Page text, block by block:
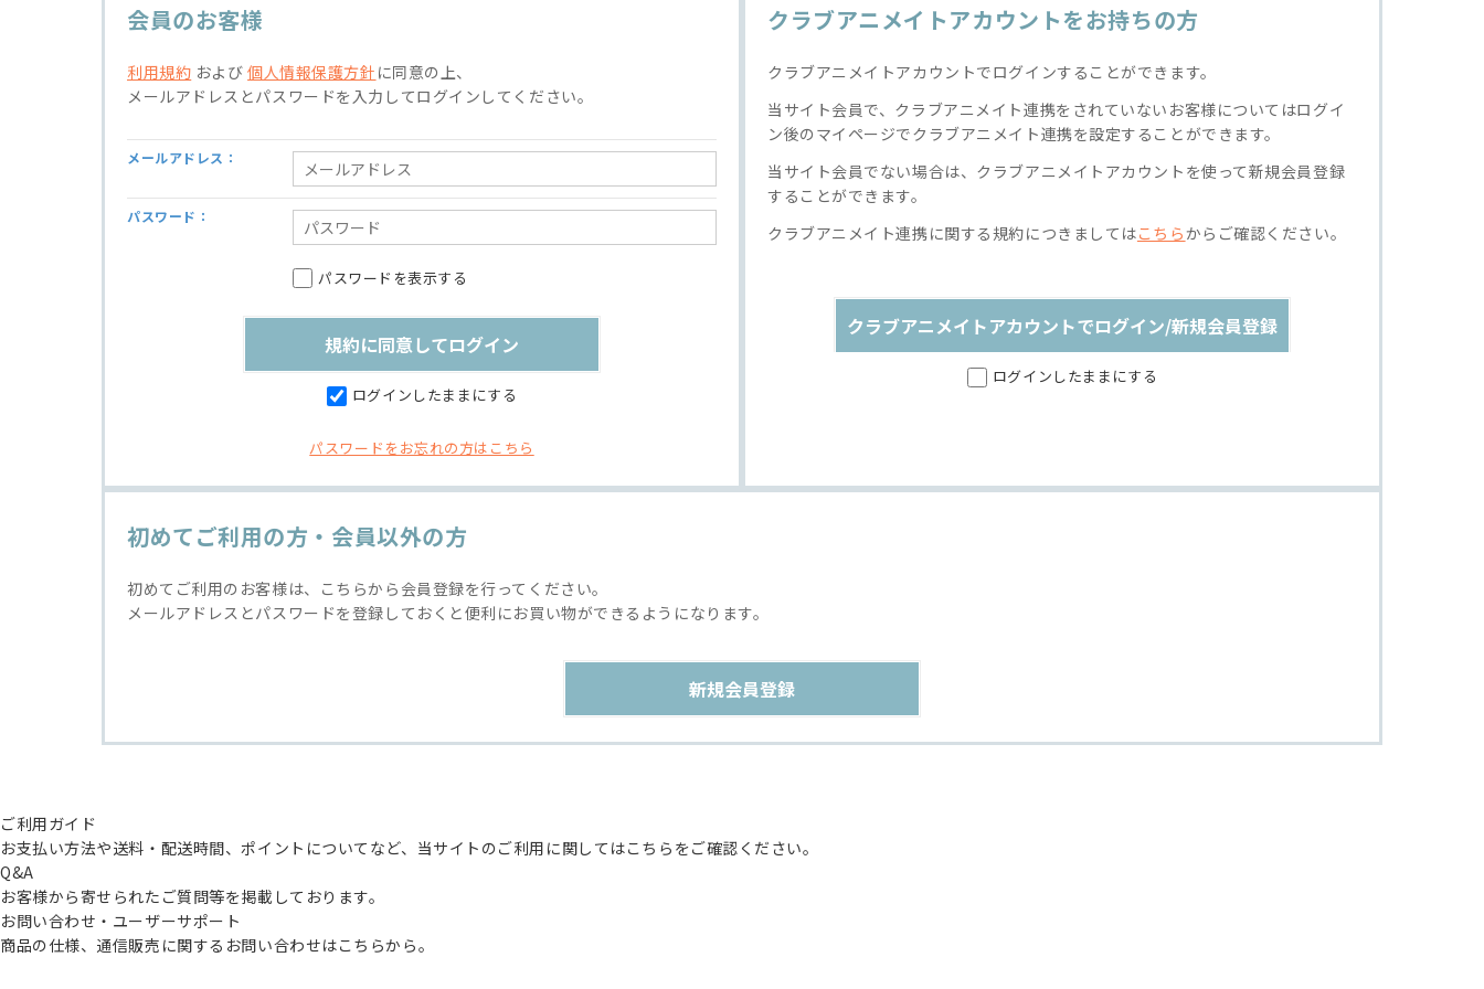
会員のお客様
利用規約 および個人情報保護方針 に同意の上、
メールアドレスとパスワードを入力してログインしてください。
メールアドレス：
パスワード：
パスワードを表示する
ログインしたままにする
パスワードをお忘れの方はこちら
クラブアニメイトアカウントをお持ちの方
クラブアニメイトアカウントでログインすることができます。
当サイト会員で、クラブアニメイト連携をされていないお客様についてはログイ
ン後のマイページでクラブアニメイト連携を設定することができます。
当サイト会員でない場合は、クラブアニメイトアカウントを使って新規会員登録
することができます。
クラブアニメイト連携に関する規約につきましてはこちらからご確認ください。
クラブアニメイトアカウントでログイン/新規会員登録
ログインしたままにする
初めてご利用の方・会員以外の方
初めてご利用のお客様は、こちらから会員登録を行ってください。
メールアドレスとパスワードを登録しておくと便利にお買い物ができるようになります。
ご利用ガイド
お支払い方法や送料・配送時間、ポイントについてなど、当サイトのご利用に関してはこちらをご確認ください。
Q&A
お客様から寄せられたご質問等を掲載しております。
お問い合わせ・ユーザーサポート
商品の仕様、通信販売に関するお問い合わせはこちらから。